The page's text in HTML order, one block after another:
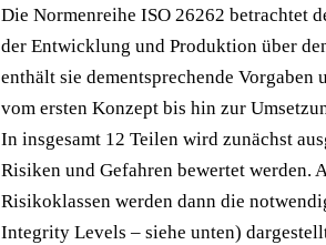
Die Normenreihe ISO 26262 betrachtet
der Entwicklung und Produktion über
enthält sie dementsprechende
vom ersten Konzept bis hin zur
In insgesamt 12 Teilen wird zunächst
Risiken und Gefahren bewertet
Risikoklassen werden dann die
Integrity Levels – siehe unten)